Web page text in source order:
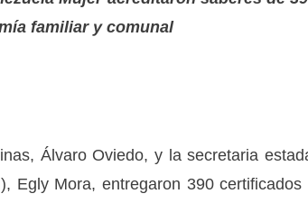
familiar y comunal
Álvaro Oviedo, y la secretaria
Egly Mora, entregaron 390 certificados